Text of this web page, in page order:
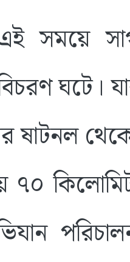
সময়ে
ঘটে।
ষাটনল
৭০